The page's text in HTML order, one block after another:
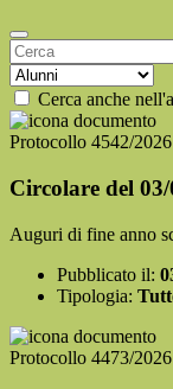
Cerca anche
Protocollo 4542/
Circolare del
Auguri di fine anno
Pubblicato il:
Tipologia:
Protocollo 4473/